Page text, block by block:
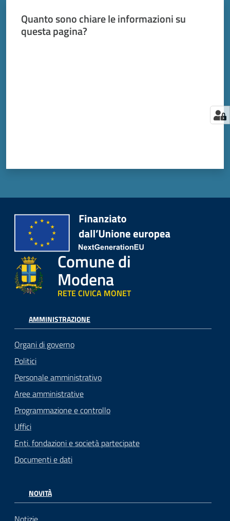
Quanto sono chiare le informazioni su
questa pagina?
Comune di
Modena
RETE CIVICA MONET
AMMINISTRAZIONE
Organi di governo
Politici
Personale amministrativo
Aree amministrative
Programmazione e controllo
Uffici
Enti, fondazioni e società partecipate
Documenti e dati
NOVITÀ